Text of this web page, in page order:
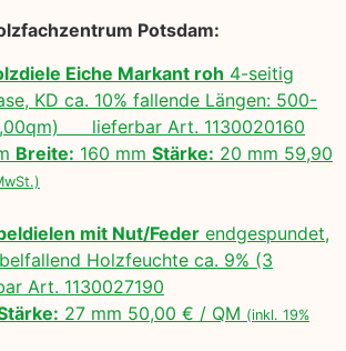
Potsdam:
Eiche Markant roh 4-seitig
KD ca. 10% fallende Längen: 500-
lieferbar Art. 1130020160
Breite: 160 mm Stärke: 20 mm 59,90
mit Nut/Feder endgespundet,
Holzfeuchte ca. 9% (3
Art. 1130027190
27 mm 50,00 € / QM (inkl. 19%